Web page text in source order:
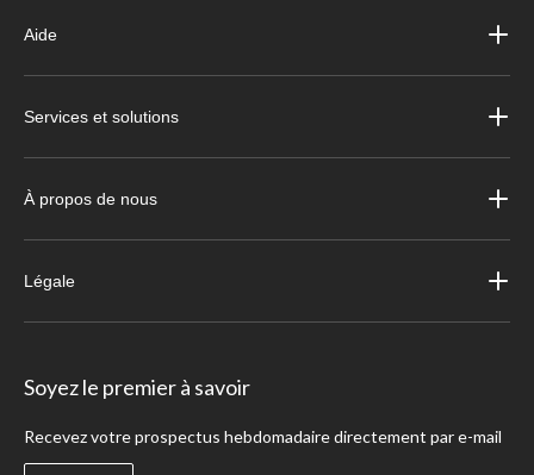
Aide
Services et solutions
À propos de nous
Légale
Soyez le premier à savoir
Recevez votre prospectus hebdomadaire directement par e-mail